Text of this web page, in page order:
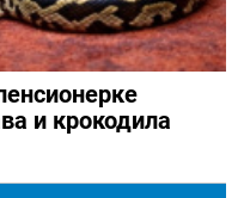
и крокодила